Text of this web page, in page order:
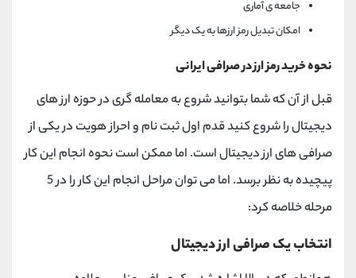
جامعه ی آماری
امکان تبدیل رمز ارزها به یک دیگر
نحوه خرید رمز ارز در صرافی ایرانی
قبل از آن که شما بتوانید شروع به معامله گری در حوزه ارز های
دیجیتال را شروع کنید قدم اول ثبت نام و احراز هویت در یکی از
صرافی های ارز دیجیتال است. اما ممکن است نحوه انجام این کار
پیچیده به نظر برسد. اما می توان مراحل انجام این کار را در 5
مرحله خلاصه کرد:
انتخاب یک صرافی ارز دیجیتال